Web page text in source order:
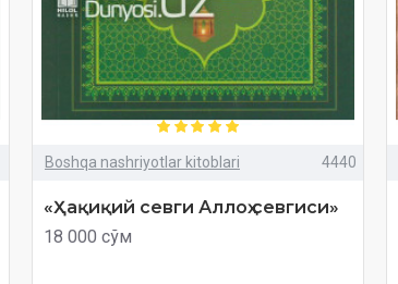
Boshqa nashriyotlar kitoblari 4440
«Ҳақиқий севги Аллоҳ севгиси»
18 000 сўм